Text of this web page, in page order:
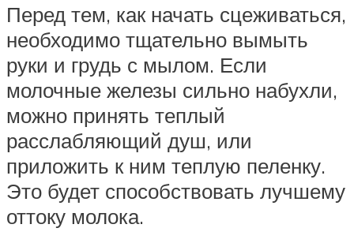
Перед тем, как начать сцеживаться,
необходимо тщательно вымыть
руки и грудь с мылом. Если
молочные железы сильно набухли,
можно принять теплый
расслабляющий душ, или
приложить к ним теплую пеленку.
Это будет способствовать лучшему
оттоку молока.